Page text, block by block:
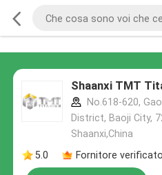
Shaanxi TMT
No.618-620,
District, Baoji City,
Shaanxi,China
5.0
Fornitore verificato